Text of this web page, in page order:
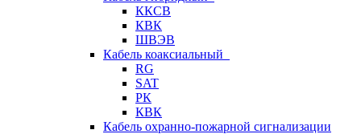
ККСВ
КВК
ШВЭВ
Кабель коаксиальный
RG
SAT
РК
КВК
Кабель охранно-пожарной сигнализации